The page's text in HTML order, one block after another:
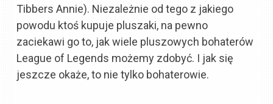
Tibbers Annie). Niezależnie od tego z jakiego
powodu ktoś kupuje pluszaki, na pewno
zaciekawi go to, jak wiele pluszowych bohaterów
League of Legends możemy zdobyć. I jak się
jeszcze okaże, to nie tylko bohaterowie.